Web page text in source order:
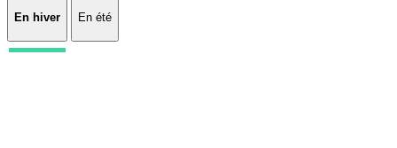
En hiver En été